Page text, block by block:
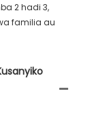
2 hadi 3,
familia au